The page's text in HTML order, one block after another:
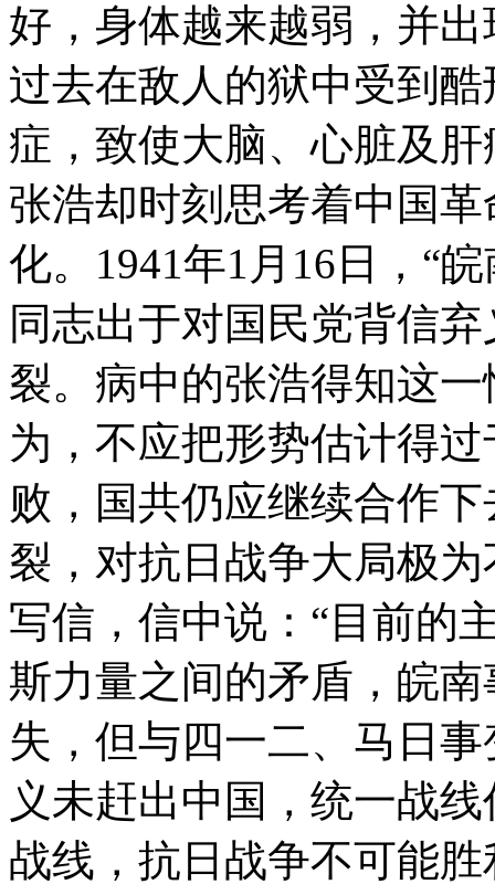
好，身体越来越弱，并
过去在敌人的狱中受到
症，致使大脑、心脏及
张浩却时刻思考着中国
化。1941年1月16日，“
同志出于对国民党背信
裂。病中的张浩得知这
为，不应把形势估计得
败，国共仍应继续合作
裂，对抗日战争大局极
写信，信中说：“目前的
斯力量之间的矛盾，皖
失，但与四一二、马日
义未赶出中国，统一战
战线，抗日战争不可能